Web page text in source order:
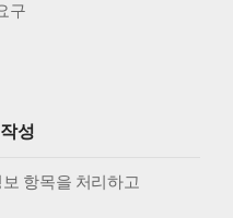
구
성
보 항목을 처리하고